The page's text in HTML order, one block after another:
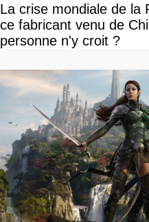
La crise mondiale de la
ce fabricant venu de
personne n'y croit ?